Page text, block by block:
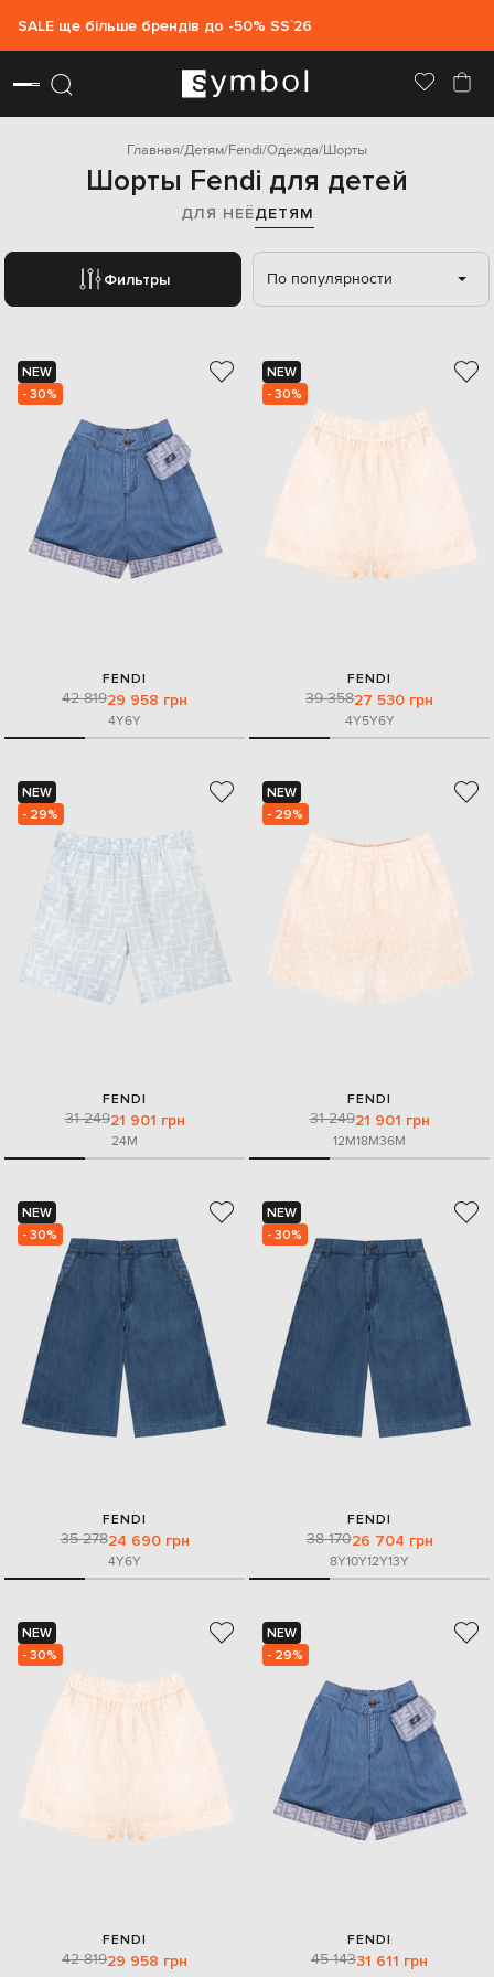
SALE ще більше брендів до -50% SS`26
Главная Детям Fendi Одежда Шорты
Шорты Fendi для детей
ДЛЯ НЕЁДЕТЯМ
Фильтры По популярности
NEW
- 30%
FENDI
42 81929 958 грн
4Y6Y
NEW
- 30%
FENDI
39 35827 530 грн
4Y5Y6Y
NEW
- 29%
FENDI
31 24921 901 грн
24M
NEW
- 29%
FENDI
31 24921 901 грн
12M18M36M
NEW
- 30%
FENDI
35 27824 690 грн
4Y6Y
NEW
- 30%
FENDI
38 17026 704 грн
8Y10Y12Y13Y
NEW
- 30%
FENDI
42 81929 958 грн
NEW
- 29%
FENDI
45 14331 611 грн